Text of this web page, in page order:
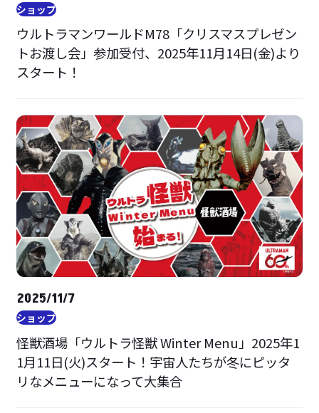
ショップ
ウルトラマンワールドM78「クリスマスプレゼン
トお渡し会」参加受付、2025年11月14日(金)より
スタート！
2025/11/7
ショップ
怪獣酒場「ウルトラ怪獣 Winter Menu」2025年1
1月11日(火)スタート！宇宙人たちが冬にピッタ
リなメニューになって大集合